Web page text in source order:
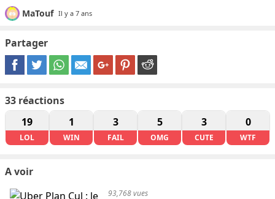
MaTouf Il y a 7 ans
Partager
33 réactions
19
LOL
1
WIN
3
FAIL
5
OMG
3
CUTE
0
WTF
A voir
93,768 vues